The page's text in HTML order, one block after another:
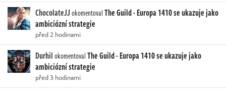
ChocolateJJokomentovalThe Guild - Europa 1410 se ukazuje jako
ambiciózní strategie
před 2 hodinami
DurhilokomentovalThe Guild - Europa 1410 se ukazuje jako
ambiciózní strategie
před 3 hodinami